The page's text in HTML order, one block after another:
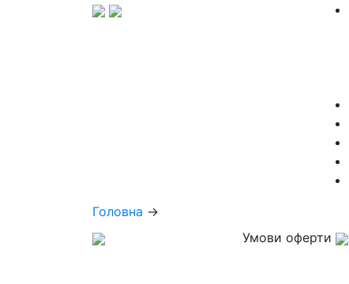
Головна →
Умови оферти